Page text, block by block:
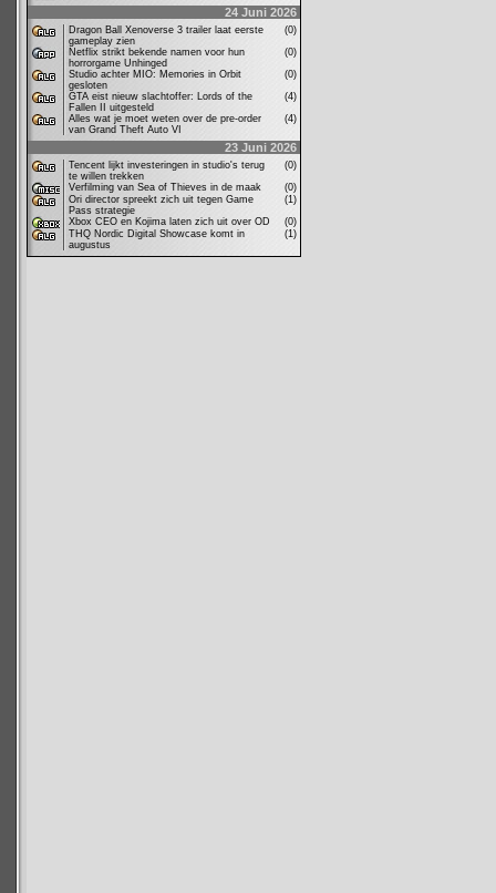
24 Juni 2026
Dragon Ball Xenoverse 3 trailer laat eerste
gameplay zien
(0)
Netflix strikt bekende namen voor hun
horrorgame Unhinged
(0)
Studio achter MIO: Memories in Orbit
gesloten
(0)
GTA eist nieuw slachtoffer: Lords of the
Fallen II uitgesteld
(4)
Alles wat je moet weten over de pre-order
van Grand Theft Auto VI
(4)
23 Juni 2026
Tencent lijkt investeringen in studio's terug
te willen trekken
(0)
Verfilming van Sea of Thieves in de maak
(0)
Ori director spreekt zich uit tegen Game
Pass strategie
(1)
Xbox CEO en Kojima laten zich uit over OD
(0)
THQ Nordic Digital Showcase komt in
augustus
(1)